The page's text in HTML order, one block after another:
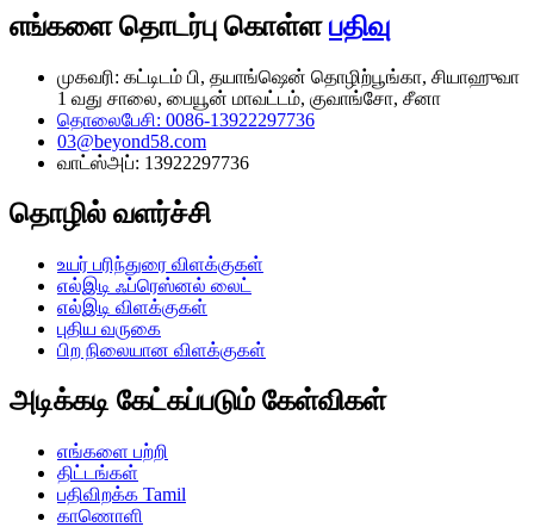
எங்களை தொடர்பு கொள்ளபதிவு
முகவரி: கட்டிடம் பி, தயாங்ஷென் தொழிற்பூங்கா, சியாஹுவா
1 வது சாலை, பையூன் மாவட்டம், குவாங்சோ, சீனா
தொலைபேசி: 0086-13922297736
03@beyond58.com
வாட்ஸ்அப்: 13922297736
தொழில் வளர்ச்சி
உயர் பரிந்துரை விளக்குகள்
எல்இடி ஃப்ரெஸ்னல் லைட்
எல்இடி விளக்குகள்
புதிய வருகை
பிற நிலையான விளக்குகள்
அடிக்கடி கேட்கப்படும் கேள்விகள்
எங்களை பற்றி
திட்டங்கள்
பதிவிறக்க Tamil
காணொளி